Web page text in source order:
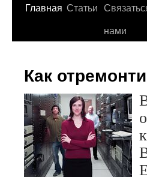
Главная Статьи
нами
Как